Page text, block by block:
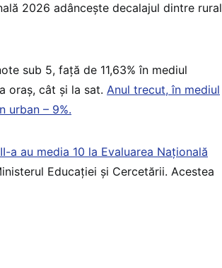
2026 adâncește decalajul dintre rural
sub 5, față de 11,63% în mediul
oraș, cât și la sat. Anul trecut, în mediul
urban – 9%.
a au media 10 la Evaluarea Națională
Educației și Cercetării. Acestea